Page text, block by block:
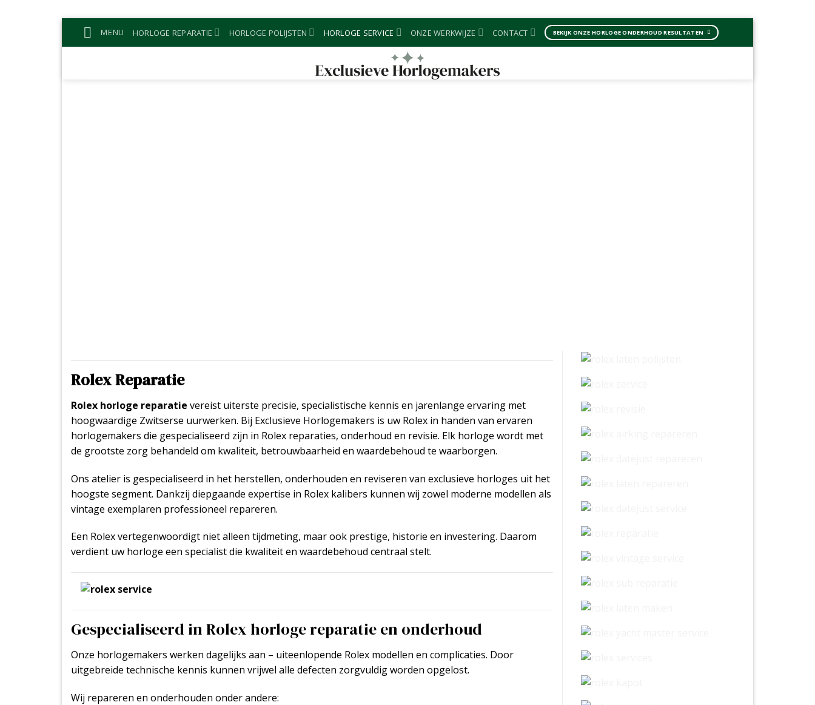
MENU HORLOGE REPARATIE HORLOGE POLIJSTEN HORLOGE SERVICE ONZE WERKWIJZE CONTACT BEKIJK ONZE HORLOGE ONDERHOUD RESULTATEN
Rolex Reparatie
Rolex horloge reparatie vereist uiterste precisie, specialistische kennis en jarenlange ervaring met
hoogwaardige Zwitserse uurwerken. Bij Exclusieve Horlogemakers is uw Rolex in handen van ervaren
horlogemakers die gespecialiseerd zijn in Rolex reparaties, onderhoud en revisie. Elk horloge wordt met
de grootste zorg behandeld om kwaliteit, betrouwbaarheid en waardebehoud te waarborgen.
Ons atelier is gespecialiseerd in het herstellen, onderhouden en reviseren van exclusieve horloges uit het
hoogste segment. Dankzij diepgaande expertise in Rolex kalibers kunnen wij zowel moderne modellen als
vintage exemplaren professioneel repareren.
Een Rolex vertegenwoordigt niet alleen tijdmeting, maar ook prestige, historie en investering. Daarom
verdient uw horloge een specialist die kwaliteit en waardebehoud centraal stelt.
Gespecialiseerd in Rolex horloge reparatie en onderhoud
Onze horlogemakers werken dagelijks aan – uiteenlopende Rolex modellen en complicaties. Door
uitgebreide technische kennis kunnen vrijwel alle defecten zorgvuldig worden opgelost.
Wij repareren en onderhouden onder andere: